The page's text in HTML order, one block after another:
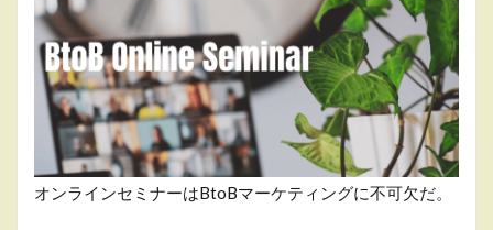
オンラインセミナーはBtoBマーケティングに不可欠だ。